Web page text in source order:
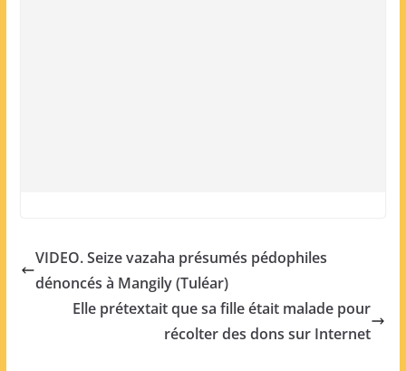
VIDEO. Seize vazaha présumés pédophiles
dénoncés à Mangily (Tuléar)
Elle prétextait que sa fille était malade pour
récolter des dons sur Internet